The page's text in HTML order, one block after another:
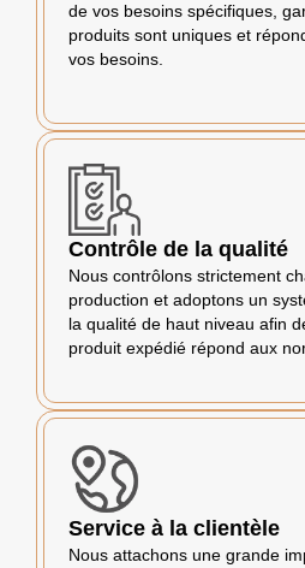
de vos besoins spécifiques,
produits sont uniques et
vos besoins.
Contrôle de la qualité
Nous contrôlons strictement
production et adoptons un
la qualité de haut niveau afin
produit expédié répond aux
Service à la clientèle
Nous attachons une grande